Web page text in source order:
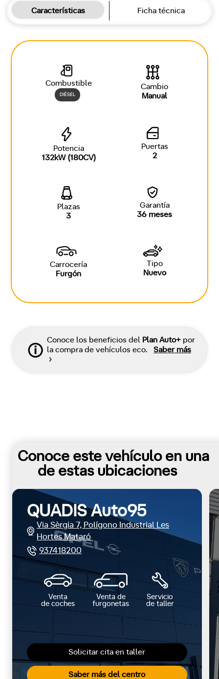
Características Ficha técnica
Combustible
DIÉSEL
Cambio
Manual
Potencia
132kW (180CV)
Puertas
2
Plazas
3
Garantía
36 meses
Carrocería
Furgón
Tipo
Nuevo
Conoce los beneficios del Plan Auto+ por
la compra de vehículos eco.
Saber más
Conoce este vehículo en una
de estas ubicaciones
Solicitar cita en taller
Saber más del centro
QUADIS Auto95
Via Sèrgia 7, Polígono Industrial Les
Hortes Mataró
937418200
Venta
de coches
Venta de
furgonetas
Servicio
de taller